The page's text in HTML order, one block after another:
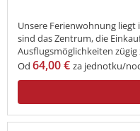
Unsere Ferienwohnung
sind das Zentrum, die
Ausflugsmöglichkeiten zügig
Od 64,00 € za jednotku/